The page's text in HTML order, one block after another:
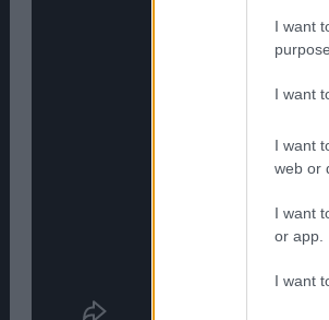
I want
I want
I want
web or
I want
or app.
I want